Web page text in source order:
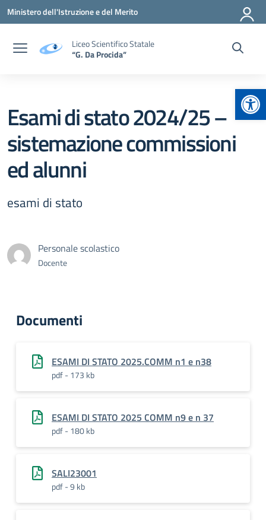
Vai ai contenuti
Vai al menu di navigazione
Vai al footer
Ministero dell'Istruzione e del Merito
Liceo Scientifico Statale
“G. Da Procida”
Esami di stato 2024/25 –
sistemazione commissioni
ed alunni
esami di stato
Personale scolastico
Docente
Documenti
ESAMI DI STATO 2025.COMM n1 e n38
pdf - 173 kb
ESAMI DI STATO 2025 COMM n9 e n 37
pdf - 180 kb
SALI23001
pdf - 9 kb